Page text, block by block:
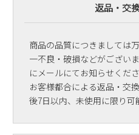
返品・交
商品の品質につきましては
一不良・破損などがござい
にメールにてお知らせくださ
お客様都合による返品・交
後7日以内、未使用に限り可